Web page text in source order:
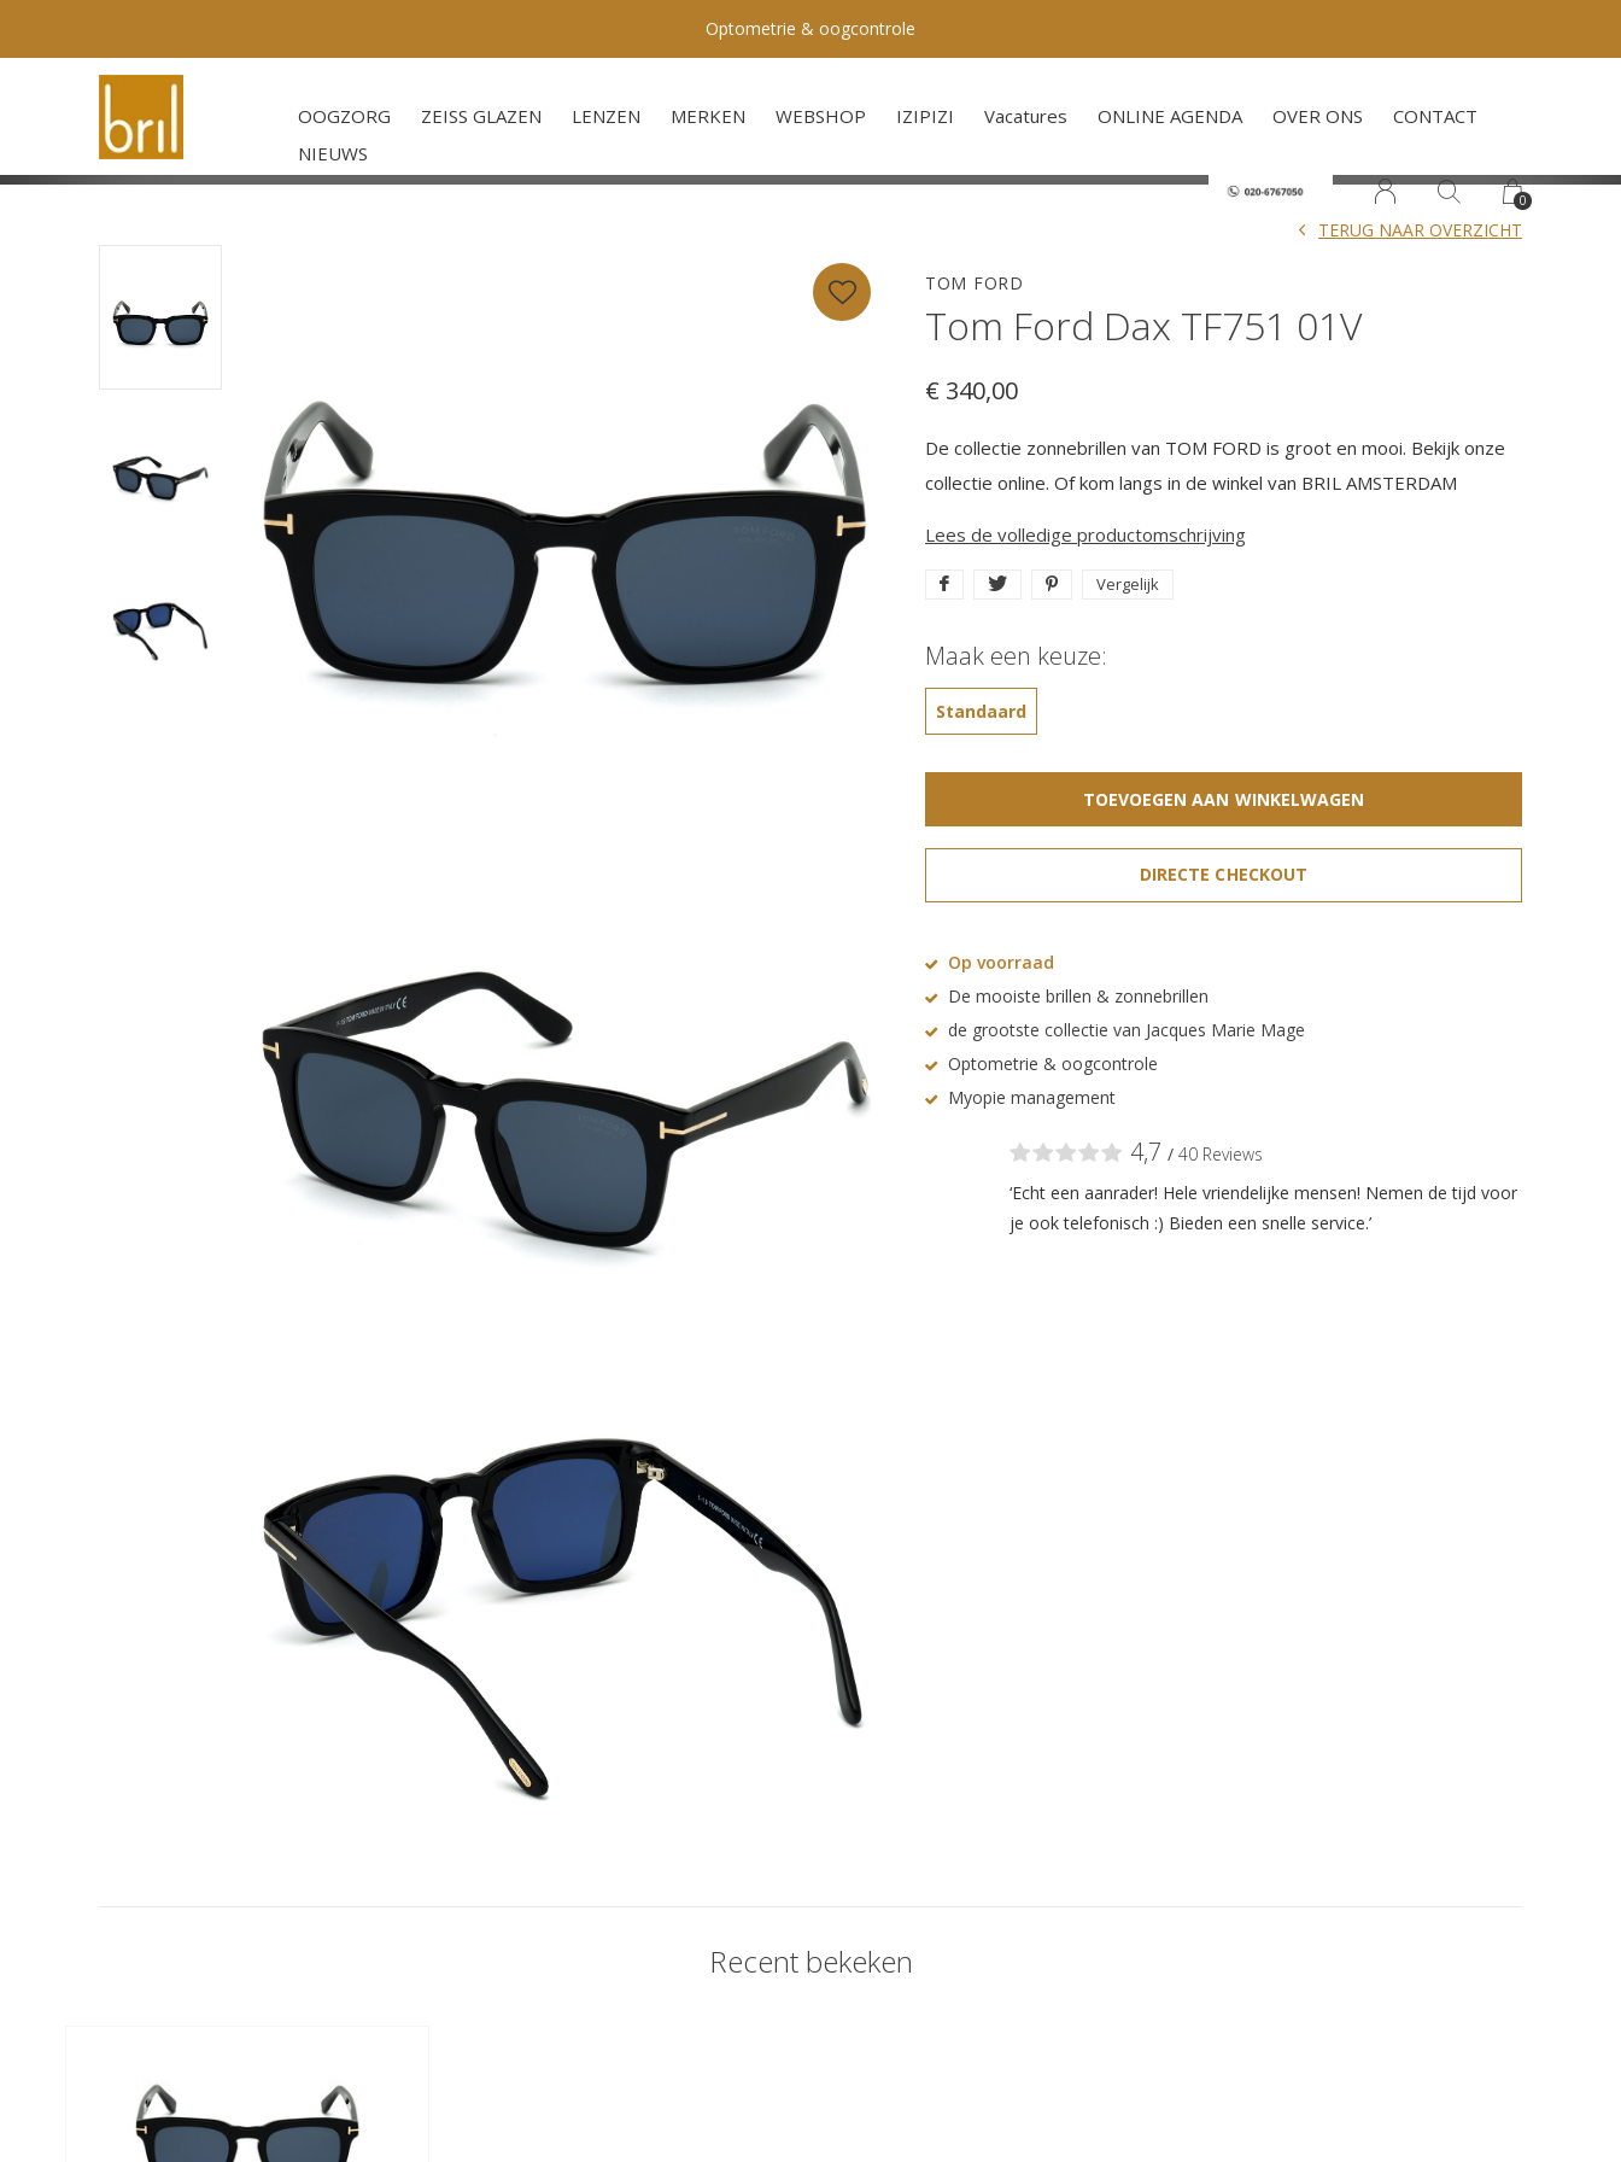
OOGZORG ZEISS GLAZEN LENZEN MERKEN WEBSHOP IZIPIZI Vacatures ONLINE AGENDA OVER ONS
CONTACT
NIEUWS
0
Optometrie & oogcontrole
TOM FORD
Tom Ford Dax TF751 01V
TERUG NAAR OVERZICHT
€ 340,00
De collectie zonnebrillen van TOM FORD is groot en mooi. Bekijk onze
collectie online. Of kom langs in de winkel van BRIL AMSTERDAM
Lees de volledige productomschrijving
Vergelijk
Maak een keuze:
Standaard
TOEVOEGEN AAN WINKELWAGEN
DIRECTE CHECKOUT
Op voorraad
De mooiste brillen & zonnebrillen
de grootste collectie van Jacques Marie Mage
Optometrie & oogcontrole
Myopie management
4,7 / 40 Reviews
‘Echt een aanrader! Hele vriendelijke mensen! Nemen de tijd voor
je ook telefonisch :) Bieden een snelle service.’
Recent bekeken